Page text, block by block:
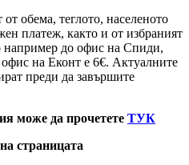
обема, теглото, населеното
платеж, както и от избраният
например до офис на Спиди,
на Еконт е 6€. Актуалните
преди да завършите
може да прочетете ТУК
страницата